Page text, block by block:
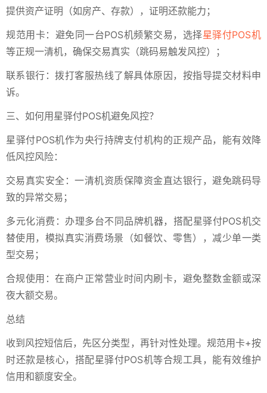
提供资产证明（如房产、存款），证明还款能力；
规范用卡：避免同一台POS机频繁交易，选择星驿付POS机
等正规一清机，确保交易真实（跳码易触发风控）；
联系银行：拨打客服热线了解具体原因，按指导提交材料申
诉。
三、如何用星驿付POS机避免风控？
星驿付POS机作为央行持牌支付机构的正规产品，能有效降
低风控风险：
交易真实安全：一清机资质保障资金直达银行，避免跳码导
致的异常交易；
多元化消费：办理多台不同品牌机器，搭配星驿付POS机交
替使用，模拟真实消费场景（如餐饮、零售），减少单一类
型交易；
合规使用：在商户正常营业时间内刷卡，避免整数金额或深
夜大额交易。
总结
收到风控短信后，先区分类型，再针对性处理。规范用卡+按
时还款是核心，搭配星驿付POS机等合规工具，能有效维护
信用和额度安全。